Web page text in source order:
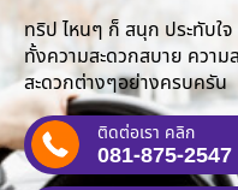
ทริป ไหนๆ ก็ สนุก ประทับใจ
ทั้งความสะดวกสบาย ควา
สะดวกต่างๆอย่างครบครัน
ติดต่อเรา คลิก
081-875-2547